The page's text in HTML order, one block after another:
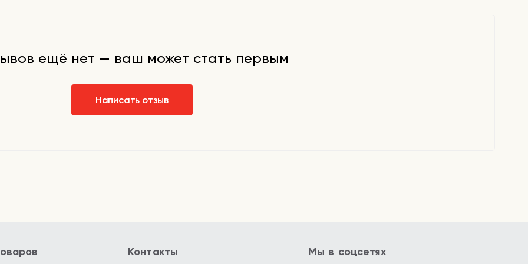
ещё нет — ваш может стать первым
Написать отзыв
Контакты Мы в соцсетях